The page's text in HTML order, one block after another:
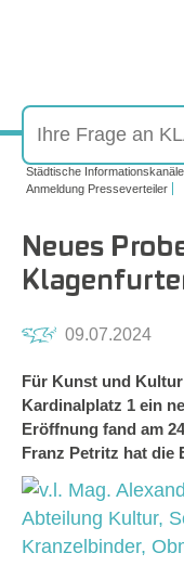
Sie sind hier:
Städtische Informationskanäle
Anmeldung Presseverteiler
Neues
09.07.2024
Für Kunst und
Kardinalplatz 1 ein
Eröffnung fand am
Franz Petritz hat die